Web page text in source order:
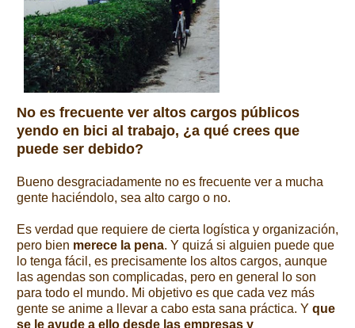
No es frecuente ver altos cargos públicos
yendo en bici al trabajo, ¿a qué crees que
puede ser debido?
Bueno desgraciadamente no es frecuente ver a mucha
gente haciéndolo, sea alto cargo o no.
Es verdad que requiere de cierta logística y organización,
pero bien merece la pena. Y quizá si alguien puede que
lo tenga fácil, es precisamente los altos cargos, aunque
las agendas son complicadas, pero en general lo son
para todo el mundo. Mi objetivo es que cada vez más
gente se anime a llevar a cabo esta sana práctica. Y que
se le ayude a ello desde las empresas y